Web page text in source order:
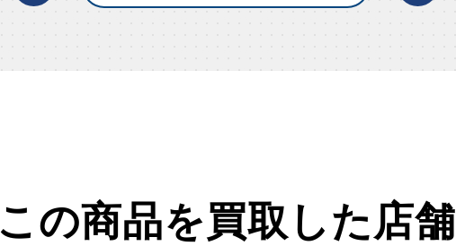
この商品を買取した店舗